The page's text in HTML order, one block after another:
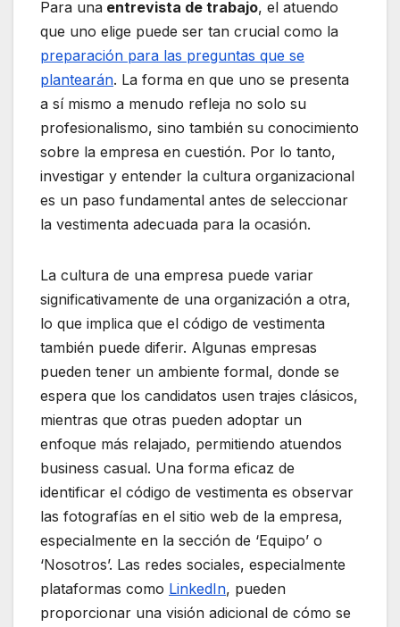
Para una entrevista de trabajo, el atuendo
que uno elige puede ser tan crucial como la
preparación para las preguntas que se
plantearán. La forma en que uno se presenta
a sí mismo a menudo refleja no solo su
profesionalismo, sino también su conocimiento
sobre la empresa en cuestión. Por lo tanto,
investigar y entender la cultura organizacional
es un paso fundamental antes de seleccionar
la vestimenta adecuada para la ocasión.
La cultura de una empresa puede variar
significativamente de una organización a otra,
lo que implica que el código de vestimenta
también puede diferir. Algunas empresas
pueden tener un ambiente formal, donde se
espera que los candidatos usen trajes clásicos,
mientras que otras pueden adoptar un
enfoque más relajado, permitiendo atuendos
business casual. Una forma eficaz de
identificar el código de vestimenta es observar
las fotografías en el sitio web de la empresa,
especialmente en la sección de ‘Equipo’ o
‘Nosotros’. Las redes sociales, especialmente
plataformas como LinkedIn, pueden
proporcionar una visión adicional de cómo se